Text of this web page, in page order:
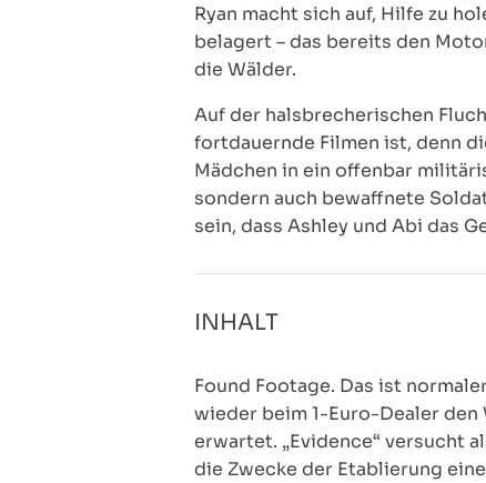
Ryan macht sich auf, Hilfe zu
belagert – das bereits den
die Wälder.
Auf der halsbrecherischen
fortdauernde Filmen ist, denn
Mädchen in ein offenbar
sondern auch bewaffnete
sein, dass Ashley und Abi das
INHALT
Found Footage. Das ist
wieder beim 1-Euro-Dealer den
erwartet. „Evidence“ versucht
die Zwecke der Etablierung